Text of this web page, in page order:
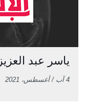
ياسر عبد العزيز
4 آب / أغسطس، 2021